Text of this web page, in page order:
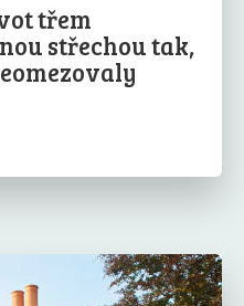
třem
střechou tak,